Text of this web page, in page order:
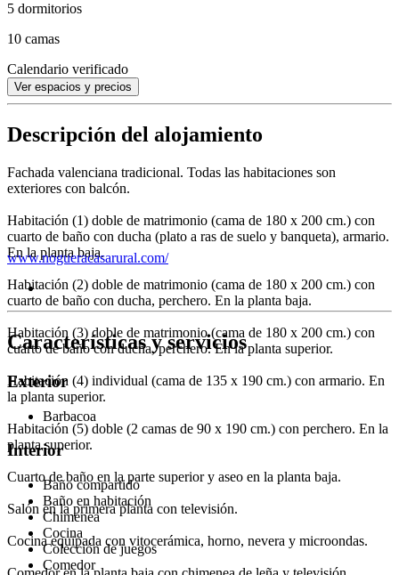
5 dormitorios
10 camas
Calendario verificado
Ver espacios y precios
Descripción del alojamiento
Fachada valenciana tradicional. Todas las habitaciones son
exteriores con balcón.
Habitación (1) doble de matrimonio (cama de 180 x 200 cm.) con
cuarto de baño con ducha (plato a ras de suelo y banqueta), armario.
En la planta baja.
Habitación (2) doble de matrimonio (cama de 180 x 200 cm.) con
cuarto de baño con ducha, perchero. En la planta baja.
Habitación (3) doble de matrimonio (cama de 180 x 200 cm.) con
cuarto de baño con ducha, perchero. En la planta superior.
Habitación (4) individual (cama de 135 x 190 cm.) con armario. En
la planta superior.
Habitación (5) doble (2 camas de 90 x 190 cm.) con perchero. En la
planta superior.
Cuarto de baño en la parte superior y aseo en la planta baja.
Salón en la primera planta con televisión.
Cocina equipada con vitocerámica, horno, nevera y microondas.
www.nogueracasarural.com/
Características y servicios
Exterior
Barbacoa
Interior
Baño compartido
Baño en habitación
Chimenea
Cocina
Colección de juegos
Comedor